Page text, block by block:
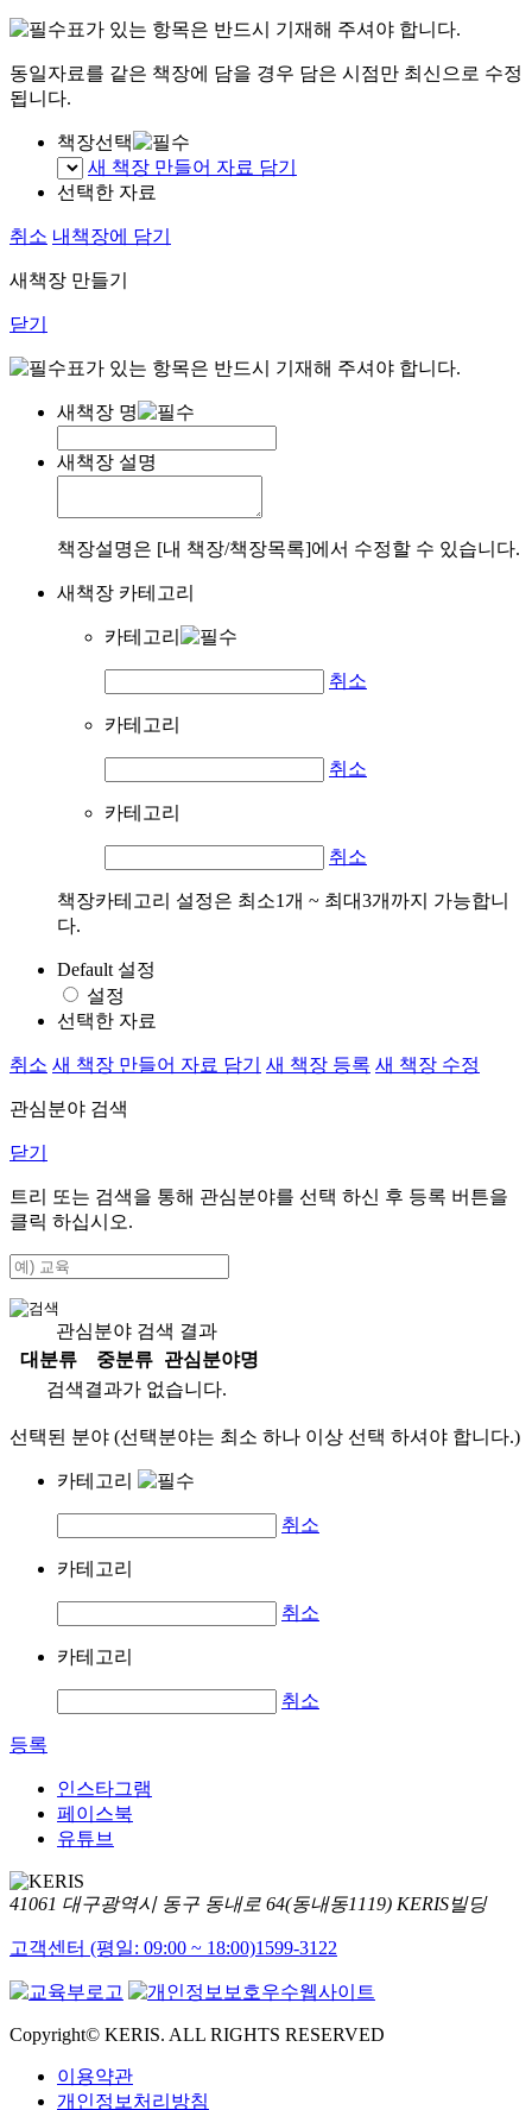
표가 있는 항목은 반드시 기재해 주셔야 합니다.
동일자료를 같은 책장에 담을 경우 담은 시점만 최신으로 수정
됩니다.
책장선택
새 책장 만들어 자료 담기
선택한 자료
취소 내책장에 담기
새책장 만들기
닫기
표가 있는 항목은 반드시 기재해 주셔야 합니다.
새책장 명
새책장 설명
책장설명은 [내 책장/책장목록]에서 수정할 수 있습니다.
새책장 카테고리
카테고리
취소
카테고리
취소
카테고리
취소
책장카테고리 설정은 최소1개 ~ 최대3개까지 가능합니
다.
Default 설정
설정
선택한 자료
취소 새 책장 만들어 자료 담기 새 책장 등록 새 책장 수정
관심분야 검색
닫기
트리 또는 검색을 통해 관심분야를 선택 하신 후 등록 버튼을
클릭 하십시오.
관심분야 검색 결과
대분류
중분류
관심분야명
검색결과가 없습니다.
선택된 분야 (선택분야는 최소 하나 이상 선택 하셔야 합니다.)
카테고리
취소
카테고리
취소
카테고리
취소
등록
인스타그램
페이스북
유튜브
41061 대구광역시 동구 동내로 64(동내동1119) KERIS빌딩
고객센터 (평일: 09:00 ~ 18:00)1599-3122
Copyright© KERIS. ALL RIGHTS RESERVED
이용약관
개인정보처리방침